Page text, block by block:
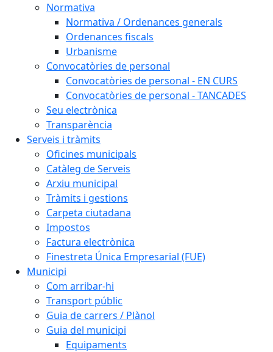
Normativa
Normativa / Ordenances generals
Ordenances fiscals
Urbanisme
Convocatòries de personal
Convocatòries de personal - EN CURS
Convocatòries de personal - TANCADES
Seu electrònica
Transparència
Serveis i tràmits
Oficines municipals
Catàleg de Serveis
Arxiu municipal
Tràmits i gestions
Carpeta ciutadana
Impostos
Factura electrònica
Finestreta Única Empresarial (FUE)
Municipi
Com arribar-hi
Transport públic
Guia de carrers / Plànol
Guia del municipi
Equipaments